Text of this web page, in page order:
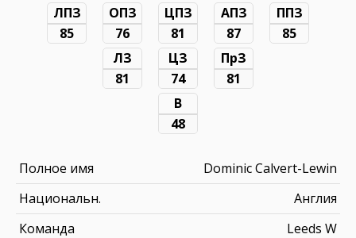
ЛПЗ
85
ОПЗ
76
ЦПЗ
81
АПЗ
87
ППЗ
85
ЛЗ
81
ЦЗ
74
ПрЗ
81
В
48
Полное имя
Dominic Calvert-Lewin
Национальн.
Англия
Команда
Leeds W